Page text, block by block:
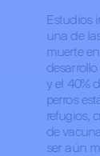
Estudios
una de
muerte
y el 40%
perros
refugios,
de
ser aún